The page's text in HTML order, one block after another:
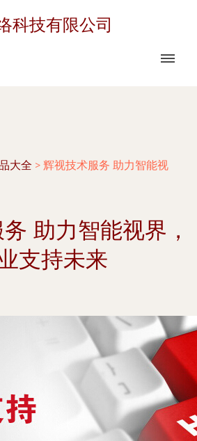
科技有限公司
大全 > 辉视技术服务 助力智能视
助力智能视界，
支持未来